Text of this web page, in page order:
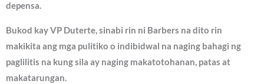
depensa.
Bukod kay VP Duterte, sinabi rin ni Barbers na dito rin
makikita ang mga pulitiko o indibidwal na naging bahagi ng
paglilitis na kung sila ay naging makatotohanan, patas at
makatarungan.